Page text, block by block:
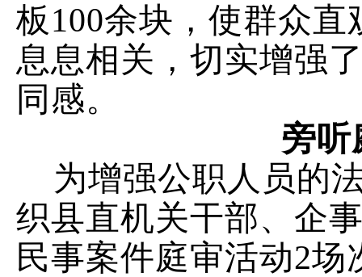
板100余块，使群众直
息息相关，切实增强
同感。
旁听
为增强公职人员的
织县直机关干部、企
民事案件庭审活动2场